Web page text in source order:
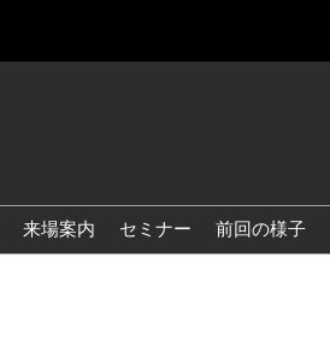
来場案内 セミナー 前回の様子